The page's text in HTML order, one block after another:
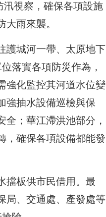
視察，確保各項設施
雨來襲。
護城河一帶、太原地下
落實各項防災作為，
強化監控其河道水位變
強抽水設備巡檢與保
；華江滯洪池部分，
，確保各項設備都能發
擋板供市民借用。最
局、交通處、產發處等